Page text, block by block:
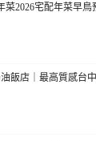
菜2026宅配年菜早
油飯店｜最高質感台